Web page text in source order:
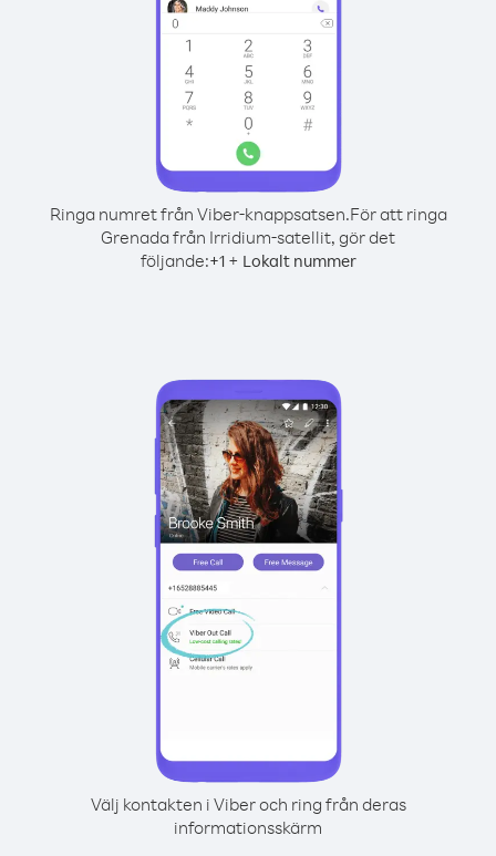
Ringa numret från Viber-knappsatsen.För att ringa
Grenada från Irridium-satellit, gör det
följande:+1+ Lokalt nummer
Välj kontakten i Viber och ring från deras
informationsskärm